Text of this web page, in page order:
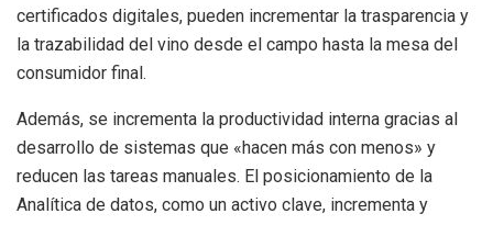
certificados digitales, pueden incrementar la trasparencia y
la trazabilidad del vino desde el campo hasta la mesa del
consumidor final.
Además, se incrementa la productividad interna gracias al
desarrollo de sistemas que «hacen más con menos» y
reducen las tareas manuales. El posicionamiento de la
Analítica de datos, como un activo clave, incrementa y